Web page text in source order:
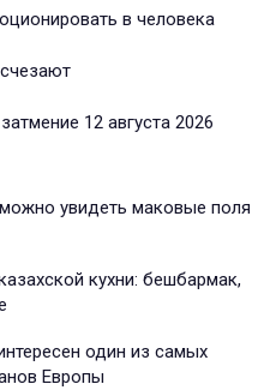
в человека
12 августа 2026
увидеть маковые поля
кухни: бешбармак,
один из самых
Европы